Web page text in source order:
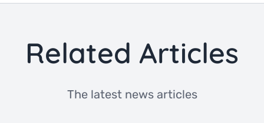
Related Articles
The latest news articles